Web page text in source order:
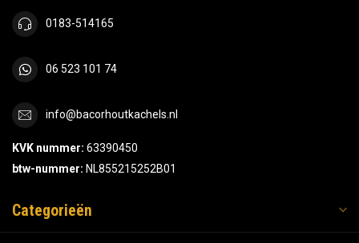
0183-514165
06 523 101 74
info@bacorhoutkachels.nl
KVK nummer: 63390450
btw-nummer: NL855215252B01
Categorieën